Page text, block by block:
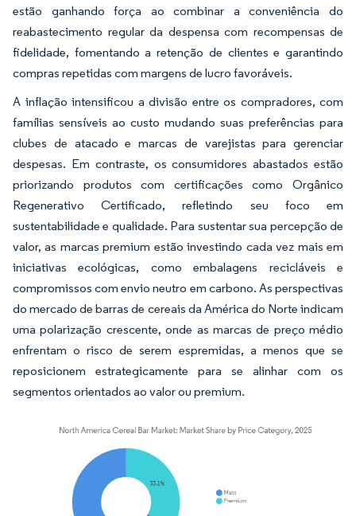
estão ganhando força ao combinar a conveniência do
reabastecimento regular da despensa com recompensas de
fidelidade, fomentando a retenção de clientes e garantindo
compras repetidas com margens de lucro favoráveis.
A inflação intensificou a divisão entre os compradores, com
famílias sensíveis ao custo mudando suas preferências para
clubes de atacado e marcas de varejistas para gerenciar
despesas. Em contraste, os consumidores abastados estão
priorizando produtos com certificações como Orgânico
Regenerativo Certificado, refletindo seu foco em
sustentabilidade e qualidade. Para sustentar sua percepção de
valor, as marcas premium estão investindo cada vez mais em
iniciativas ecológicas, como embalagens recicláveis e
compromissos com envio neutro em carbono. As perspectivas
do mercado de barras de cereais da América do Norte indicam
uma polarização crescente, onde as marcas de preço médio
enfrentam o risco de serem espremidas, a menos que se
reposicionem estrategicamente para se alinhar com os
segmentos orientados ao valor ou premium.